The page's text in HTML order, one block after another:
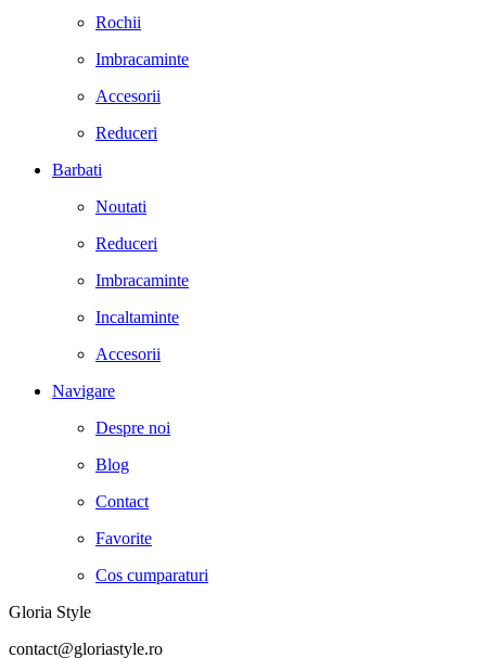
Rochii
Imbracaminte
Accesorii
Reduceri
Barbati
Noutati
Reduceri
Imbracaminte
Incaltaminte
Accesorii
Navigare
Despre noi
Blog
Contact
Favorite
Cos cumparaturi
Gloria Style
contact@gloriastyle.ro